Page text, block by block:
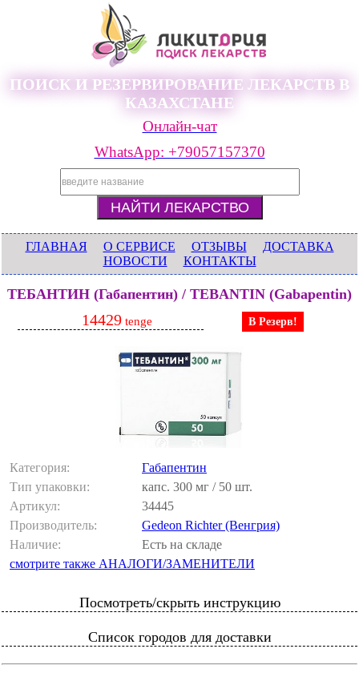
ПОИСК И РЕЗЕРВИРОВАНИЕ ЛЕКАРСТВ В
КАЗАХСТАНЕ
Онлайн-чат
WhatsApp: +79057157370
ГЛАВНАЯ О СЕРВИСЕ ОТЗЫВЫ
ДОСТАВКА
НОВОСТИ
КОНТАКТЫ
ТЕБАНТИН (Габапентин) / TEBANTIN (Gabapentin)
14429 tenge В Резерв!
Категория:
Габапентин
Тип упаковки:
капс. 300 мг / 50 шт.
Артикул:
34445
Производитель:
Gedeon Richter (Венгрия)
Наличие:
Есть на складе
смотрите также АНАЛОГИ/ЗАМЕНИТЕЛИ
Посмотреть/скрыть инструкцию
Список городов для доставки